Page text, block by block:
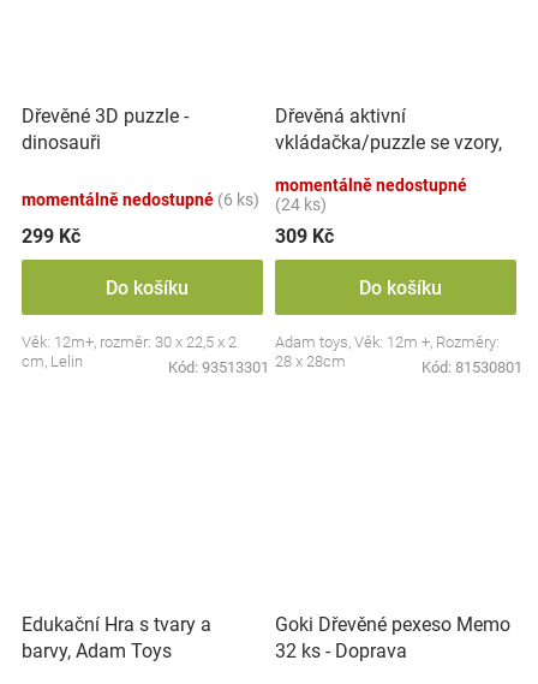
Dřevěné 3D puzzle -
dinosauři
momentálně nedostupné (6 ks)
299 Kč
Do košíku
Věk: 12m+, rozměr: 30 x 22,5 x 2
cm, Lelin
Kód: 93513301
Dřevěná aktivní
vkládačka/puzzle se vzory,
momentálně nedostupné
(24 ks)
309 Kč
Do košíku
Adam toys, Věk: 12m +, Rozměry:
28 x 28cm
Kód: 81530801
Edukační Hra s tvary a
barvy, Adam Toys
Goki Dřevěné pexeso Memo
32 ks - Doprava